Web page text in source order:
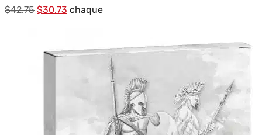
$42.75 Le
$30.73 Le
$30.73.
chaque